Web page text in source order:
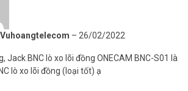
– 26/02/2022
Jack BNC lò xo lõi đồng ONECAM BNC-S01 là
lò xo lõi đồng (loại tốt) ạ